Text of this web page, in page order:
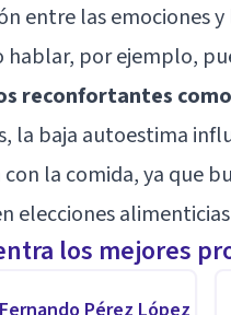
entre las emociones
hablar, por ejemplo,
reconfortantes
la baja autoestima
la comida, ya que
elecciones
los mejores